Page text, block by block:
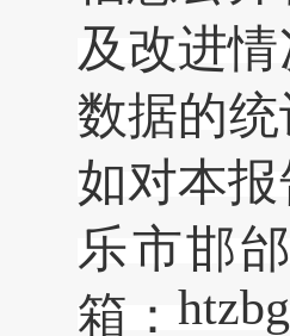
及改进
数据的统
如对本
乐市邯
箱：